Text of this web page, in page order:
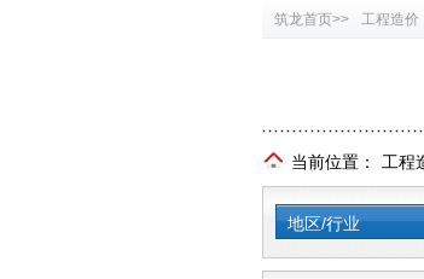
筑龙首页>> 工程造价
当前位置： 工程
地区/行业